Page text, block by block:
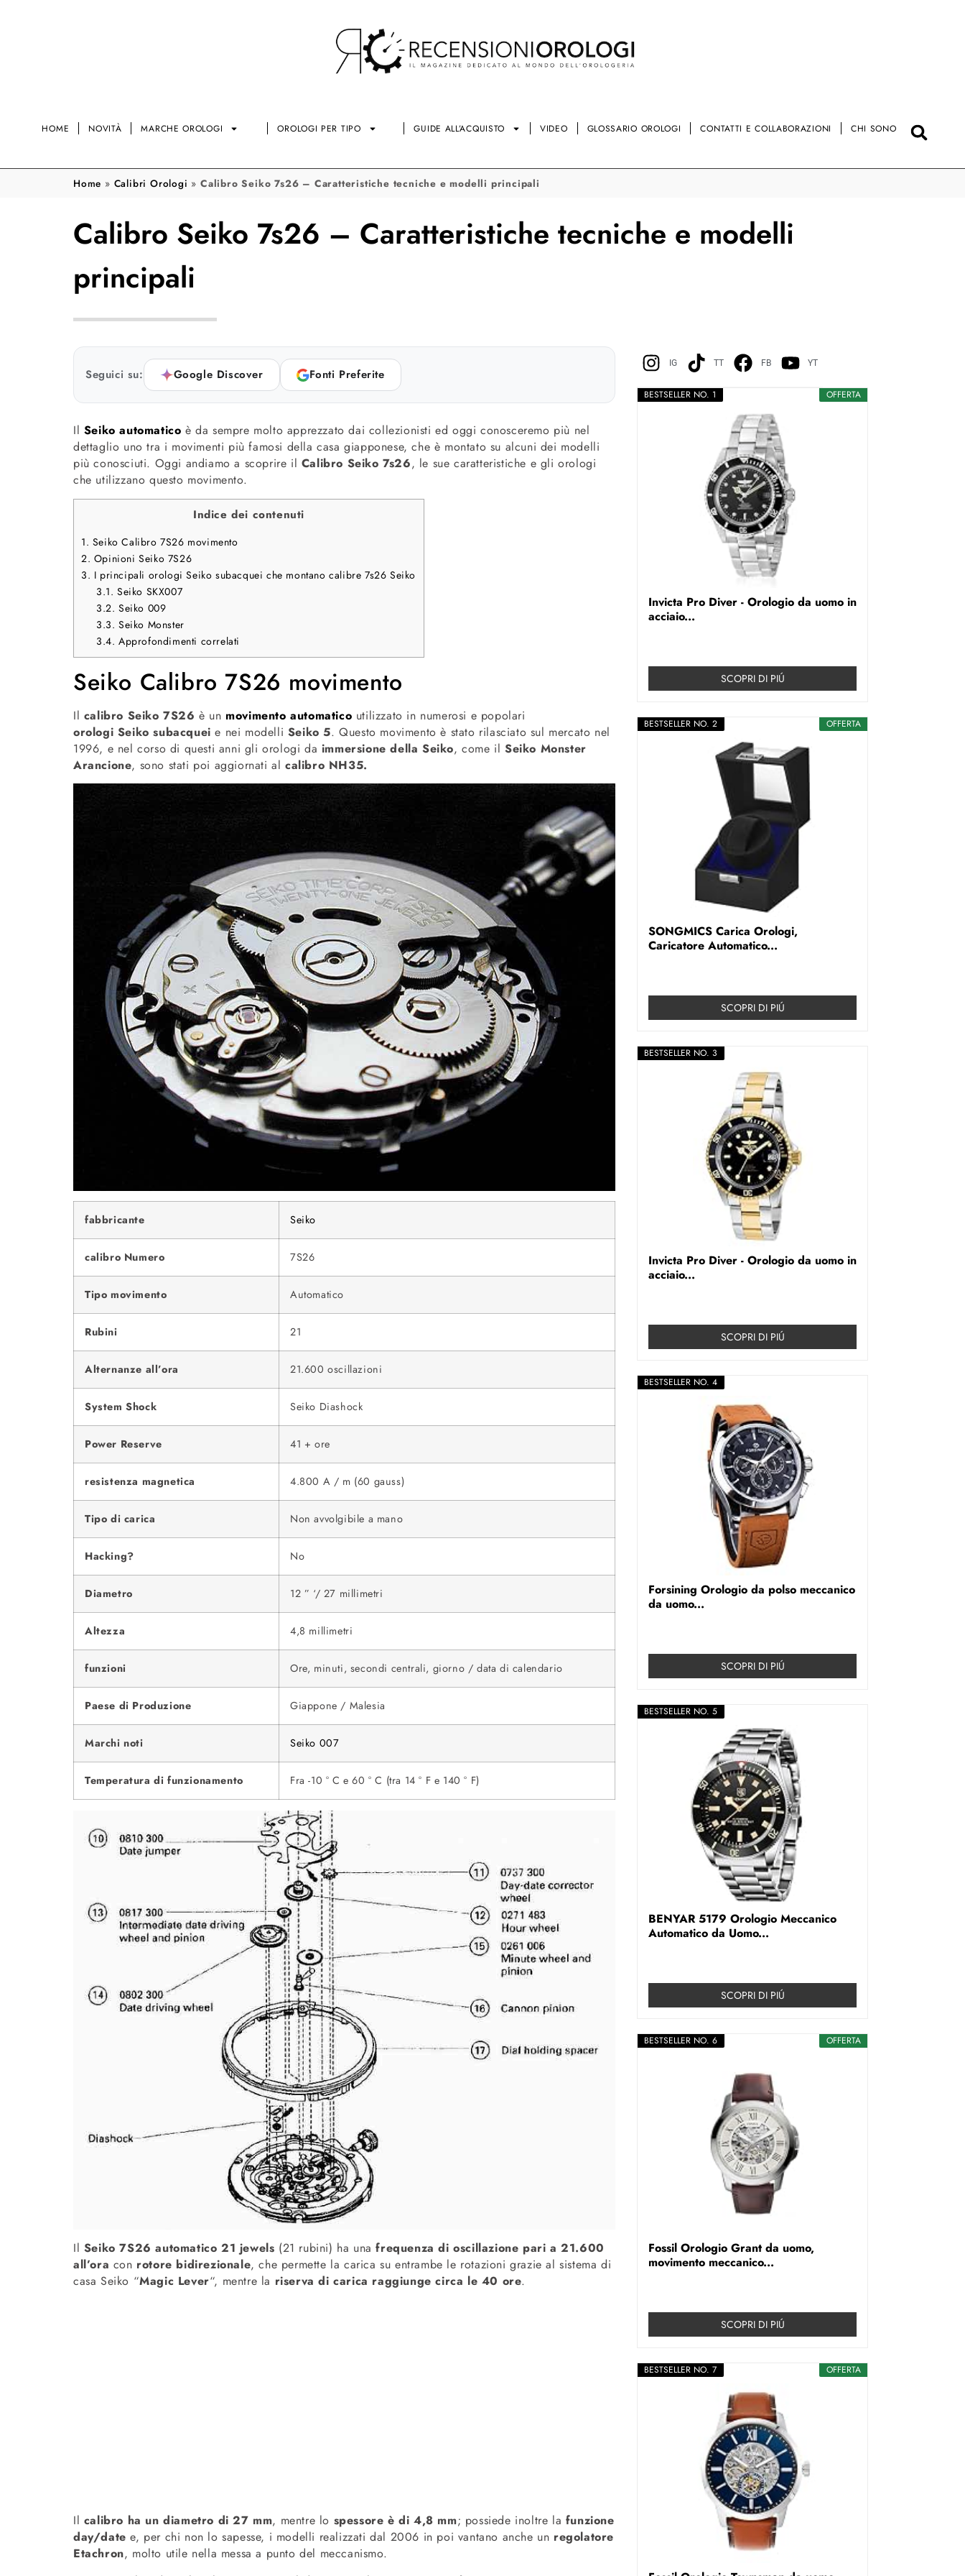
HOME NOVITÀ MARCHE OROLOGI OROLOGI PER TIPO GUIDE ALL’ACQUISTO VIDEO GLOSSARIO OROLOGI CONTATTI E COLLABORAZIONI CHI SONO
Home » Calibri Orologi »Calibro Seiko 7s26 – Caratteristiche tecniche e modelli principali
Calibro Seiko 7s26 – Caratteristiche tecniche e modelli
principali
Seguici su: Google Discover Fonti Preferite
Il Seiko automatico è da sempre molto apprezzato dai collezionisti ed oggi conosceremo più nel
dettaglio uno tra i movimenti più famosi della casa giapponese, che è montato su alcuni dei modelli
più conosciuti. Oggi andiamo a scoprire il Calibro Seiko 7s26, le sue caratteristiche e gli orologi
che utilizzano questo movimento.
Indice dei contenuti
1. Seiko Calibro 7S26 movimento
2. Opinioni Seiko 7S26
3. I principali orologi Seiko subacquei che montano calibre 7s26 Seiko
3.1. Seiko SKX007
3.2. Seiko 009
3.3. Seiko Monster
3.4. Approfondimenti correlati
Seiko Calibro 7S26 movimento
Il calibro Seiko 7S26 è un movimento automatico utilizzato in numerosi e popolari
orologi Seiko subacquei e nei modelli Seiko 5. Questo movimento è stato rilasciato sul mercato nel
1996, e nel corso di questi anni gli orologi da immersione della Seiko, come ilSeiko Monster
Arancione, sono stati poi aggiornati alcalibro NH35.
fabbricante Seiko
calibro Numero 7S26
Tipo movimento Automatico
Rubini 21
Alternanze all’ora 21.600 oscillazioni
System Shock Seiko Diashock
Power Reserve 41 + ore
resistenza magnetica 4.800 A / m (60 gauss)
Tipo di carica Non avvolgibile a mano
Hacking? No
Diametro 12 ” ‘/ 27 millimetri
Altezza 4,8 millimetri
funzioni Ore, minuti, secondi centrali, giorno / data di calendario
Paese di Produzione Giappone / Malesia
Marchi noti Seiko 007
Temperatura di funzionamento Fra -10 ° C e 60 ° C (tra 14 ° F e 140 ° F)
Il Seiko 7S26 automatico 21 jewels (21 rubini) ha unafrequenza di oscillazione pari a 21.600
all’ora con rotore bidirezionale, che permette la carica su entrambe le rotazioni grazie al sistema di
casa Seiko “Magic Lever“, mentre la riserva di carica raggiunge circa le 40 ore.
Il calibro ha un diametro di 27 mm, mentre lo spessore è di 4,8 mm; possiede inoltre la funzione
day/date e, per chi non lo sapesse, i modelli realizzati dal 2006 in poi vantano anche un regolatore
Etachron, molto utile nella messa a punto del meccanismo.
IG TT FB YT
OFFERTA
BESTSELLER NO. 1
Invicta Pro Diver - Orologio da uomo in
acciaio...
SCOPRI DI PIÚ
OFFERTA
BESTSELLER NO. 2
SONGMICS Carica Orologi,
Caricatore Automatico...
SCOPRI DI PIÚ
BESTSELLER NO. 3
Invicta Pro Diver - Orologio da uomo in
acciaio...
SCOPRI DI PIÚ
BESTSELLER NO. 4
Forsining Orologio da polso meccanico
da uomo...
SCOPRI DI PIÚ
BESTSELLER NO. 5
BENYAR 5179 Orologio Meccanico
Automatico da Uomo...
SCOPRI DI PIÚ
OFFERTA
BESTSELLER NO. 6
Fossil Orologio Grant da uomo,
movimento meccanico...
SCOPRI DI PIÚ
OFFERTA
BESTSELLER NO. 7